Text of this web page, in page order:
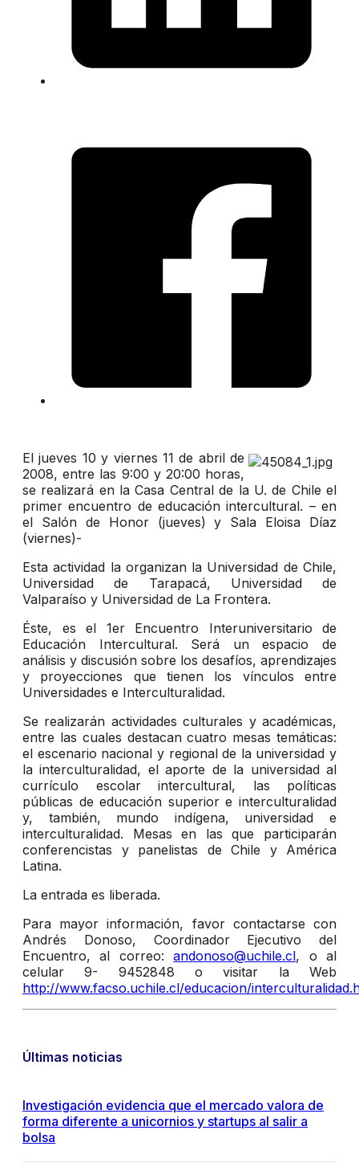
El jueves 10 y viernes 11 de abril de
2008, entre las 9:00 y 20:00 horas,
se realizará en la Casa Central de la U. de Chile el
primer encuentro de educación intercultural. – en
el Salón de Honor (jueves) y Sala Eloisa Díaz
(viernes)-
Esta actividad la organizan la Universidad de Chile,
Universidad de Tarapacá, Universidad de
Valparaíso y Universidad de La Frontera.
Éste, es el 1er Encuentro Interuniversitario de
Educación Intercultural. Será un espacio de
análisis y discusión sobre los desafíos, aprendizajes
y proyecciones que tienen los vínculos entre
Universidades e Interculturalidad.
Se realizarán actividades culturales y académicas,
entre las cuales destacan cuatro mesas temáticas:
el escenario nacional y regional de la universidad y
la interculturalidad, el aporte de la universidad al
currículo escolar intercultural, las políticas
públicas de educación superior e interculturalidad
y, también, mundo indígena, universidad e
interculturalidad. Mesas en las que participarán
conferencistas y panelistas de Chile y América
Latina.
La entrada es liberada.
Para mayor información, favor contactarse con
Andrés Donoso, Coordinador Ejecutivo del
Encuentro, al correo:andonoso@uchile.cl, o al
celular 9- 9452848 o visitar la Web
http://www.facso.uchile.cl/educacion/
Últimas noticias
Investigación evidencia que el mercado valora de
forma diferente a unicornios y startups al salir a
bolsa